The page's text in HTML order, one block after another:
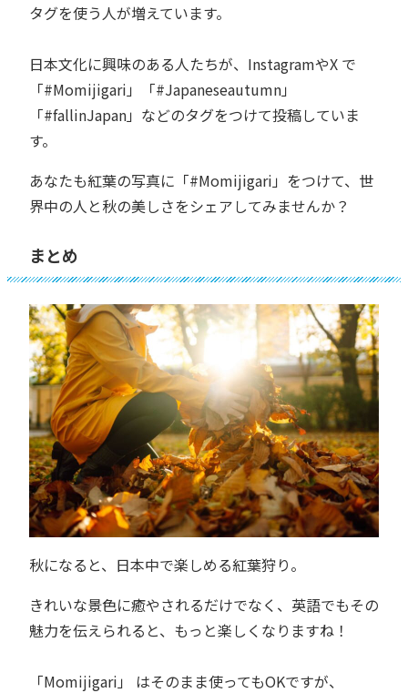
タグを使う人が増えています。
日本文化に興味のある人たちが、InstagramやX で
「#Momijigari」「#Japaneseautumn」
「#fallinJapan」などのタグをつけて投稿していま
す。
あなたも紅葉の写真に「#Momijigari」をつけて、世
界中の人と秋の美しさをシェアしてみませんか？
まとめ
秋になると、日本中で楽しめる紅葉狩り。
きれいな景色に癒やされるだけでなく、英語でもその
魅力を伝えられると、もっと楽しくなりますね！
「Momijigari」 はそのまま使ってもOKですが、